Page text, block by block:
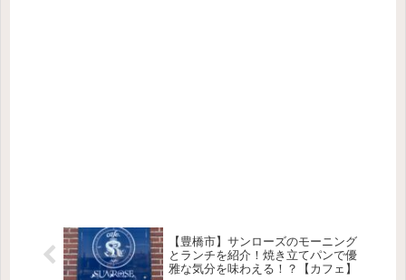
【豊橋市】サンローズのモーニング
とランチを紹介！焼き立てパンで優
雅な気分を味わえる！？【カフェ】